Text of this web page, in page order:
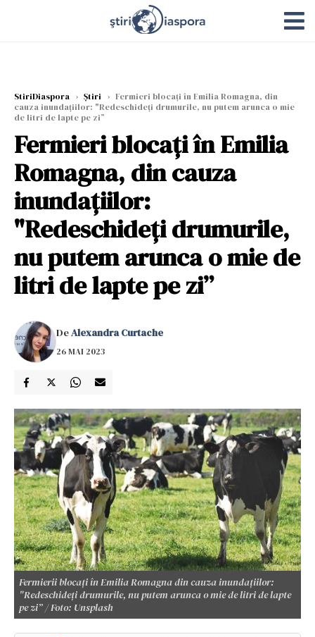
StiriDiaspora › Știri › Fermieri blocați în Emilia Romagna, din
cauza inundațiilor: "Redeschideți drumurile, nu putem arunca o mie
de litri de lapte pe zi”
Fermieri blocați în Emilia
Romagna, din cauza
inundațiilor:
"Redeschideți drumurile,
nu putem arunca o mie de
litri de lapte pe zi”
DeAlexandra Curtache
26 MAI 2023
Fermierii blocați în Emilia Romagna din cauza inundațiilor:
"Redeschideți drumurile, nu putem arunca o mie de litri de lapte
pe zi” / Foto: Unsplash